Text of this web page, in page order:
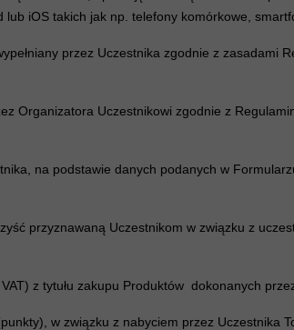
iOS takich jak np. telefony komórkowe,
przez Uczestnika zgodnie z
Organizatora Uczestnikowi zgodnie z
na podstawie danych podanych w
przyznawaną Uczestnikom w związku z
z tytułu zakupu Produktów dokonanych
w związku z nabyciem przez Uczestnika